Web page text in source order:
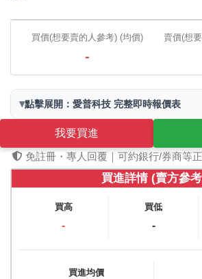
買價(想要賣的人參考) (均價)
-
賣價(想
▾點擊展開：愛普科技 完整即時報價表
我要買進
免註冊・專人回覆｜可約銀行/券商等
買進詳情 (賣方參
買高
-
買低
-
買進均價